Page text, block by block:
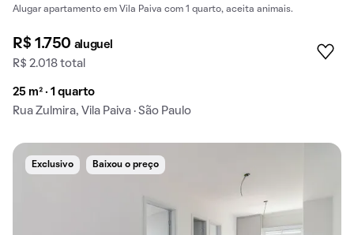
Alugar apartamento em Vila Paiva com 1 quarto, aceita animais.
R$ 1.750 aluguel
R$ 2.018 total
25 m² · 1 quarto
Rua Zulmira, Vila Paiva · São Paulo
Exclusivo Baixou o preço